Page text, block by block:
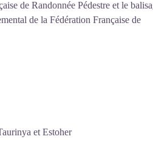
de Randonnée Pédestre et le
de la Fédération Française de
et Estoher